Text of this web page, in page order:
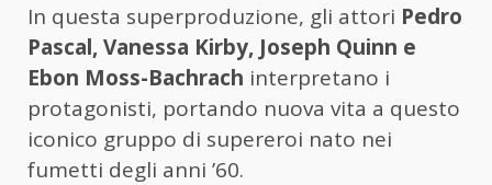
In questa superproduzione, gli attori Pedro
Pascal, Vanessa Kirby, Joseph Quinn e
Ebon Moss-Bachrach interpretano i
protagonisti, portando nuova vita a questo
iconico gruppo di supereroi nato nei
fumetti degli anni ’60.